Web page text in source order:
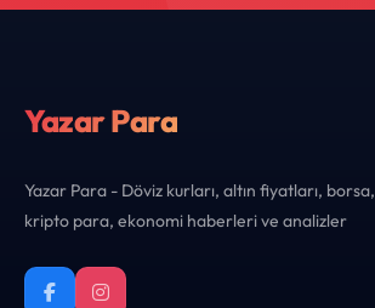
Yazar Para
Yazar Para - Döviz kurları, altın fiyatları, borsa,
kripto para, ekonomi haberleri ve analizler